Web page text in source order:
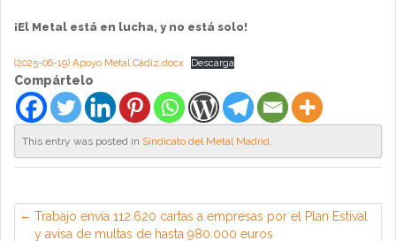
¡El Metal está en lucha, y no está solo!
(2025-06-19) Apoyo Metal Cádiz.docx Descarga
Compártelo
This entry was posted in Sindicato del Metal Madrid.
Trabajo envía 112.620 cartas a empresas por el Plan Estival
y avisa de multas de hasta 980.000 euros